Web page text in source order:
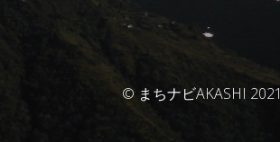
© まちナビAKASHI 2021